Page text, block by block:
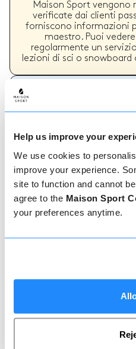
Help us improve your
We use cookies to
improve your experience.
site to function and cannot
agree to the Maison Sport
your preferences anytime.
Maison Sport vengono
verificate dai clienti
forniscono informazioni
maestro. Puoi
regolarmente un
lezioni di sci o
Come
Prenotare con noi non
semplice, il nostro team
o parlate con il nostro
assistenza.